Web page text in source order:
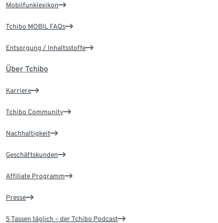
Mobilfunklexikon
Tchibo MOBIL FAQs
Entsorgung / Inhaltsstoffe
Über Tchibo
Karriere
Tchibo Community
Nachhaltigkeit
Geschäftskunden
Affiliate Programm
Presse
5 Tassen täglich – der Tchibo Podcast